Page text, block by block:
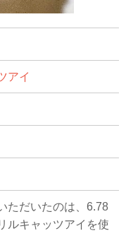
アイ
ただいたのは、6.78
ルキャッツアイを使